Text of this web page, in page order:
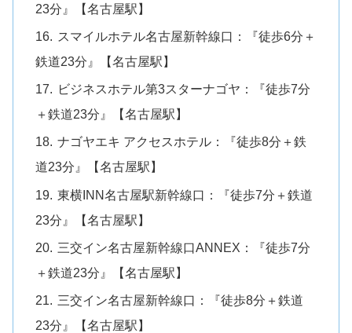
23分』【名古屋駅】
スマイルホテル名古屋新幹線口：『徒歩6分＋
鉄道23分』【名古屋駅】
ビジネスホテル第3スターナゴヤ：『徒歩7分
＋鉄道23分』【名古屋駅】
ナゴヤエキ アクセスホテル：『徒歩8分＋鉄
道23分』【名古屋駅】
東横INN名古屋駅新幹線口：『徒歩7分＋鉄道
23分』【名古屋駅】
三交イン名古屋新幹線口ANNEX：『徒歩7分
＋鉄道23分』【名古屋駅】
三交イン名古屋新幹線口：『徒歩8分＋鉄道
23分』【名古屋駅】